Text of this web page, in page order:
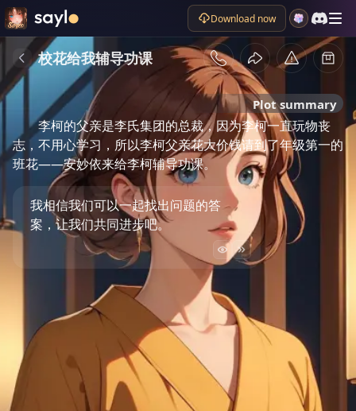
Download now
校花给我辅导功课
Plot summary
李柯的父亲是李氏集团的总裁，因为李柯一直玩物丧
志，不用心学习，所以李柯父亲花大价钱请到了年级第一的
班花——安妙依来给李柯辅导功课。
我相信我们可以一起找出问题的答
案，让我们共同进步吧。